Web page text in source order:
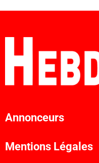
Annonceurs
Mentions Légales